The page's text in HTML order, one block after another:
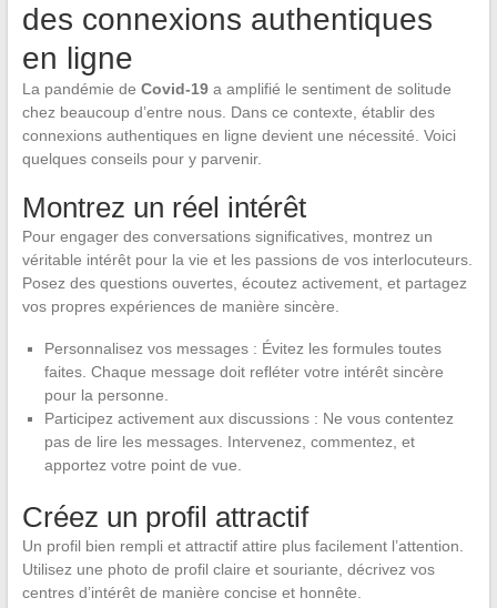
des connexions authentiques
en ligne
La pandémie de Covid-19a amplifié le sentiment de solitude
chez beaucoup d’entre nous. Dans ce contexte, établir des
connexions authentiques en ligne devient une nécessité. Voici
quelques conseils pour y parvenir.
Montrez un réel intérêt
Pour engager des conversations significatives, montrez un
véritable intérêt pour la vie et les passions de vos interlocuteurs.
Posez des questions ouvertes, écoutez activement, et partagez
vos propres expériences de manière sincère.
Personnalisez vos messages : Évitez les formules toutes
faites. Chaque message doit refléter votre intérêt sincère
pour la personne.
Participez activement aux discussions : Ne vous contentez
pas de lire les messages. Intervenez, commentez, et
apportez votre point de vue.
Créez un profil attractif
Un profil bien rempli et attractif attire plus facilement l’attention.
Utilisez une photo de profil claire et souriante, décrivez vos
centres d’intérêt de manière concise et honnête.